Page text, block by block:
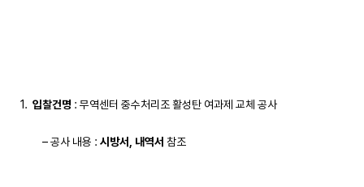
입찰건명 : 무역센터 중수처리조 활성탄 여과제 교체 공사
– 공사 내용 : 시 방서 내역서 참조